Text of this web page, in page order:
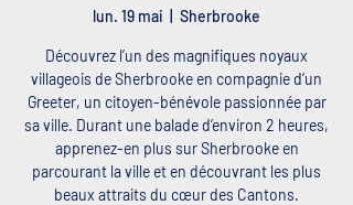
lun. 19 mai Sherbrooke
Découvrez l’un des magnifiques noyaux
villageois de Sherbrooke en compagnie d’un
Greeter, un citoyen-bénévole passionnée par
sa ville. Durant une balade d’environ 2 heures,
apprenez-en plus sur Sherbrooke en
parcourant la ville et en découvrant les plus
beaux attraits du cœur des Cantons.